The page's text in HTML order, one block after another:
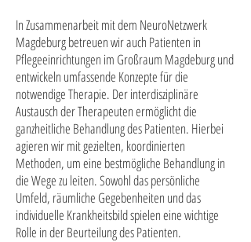
In Zusammenarbeit mit dem NeuroNetzwerk
Magdeburg betreuen wir auch Patienten in
Pflegeeinrichtungen im Großraum Magdeburg und
entwickeln umfassende Konzepte für die
notwendige Therapie. Der interdisziplinäre
Austausch der Therapeuten ermöglicht die
ganzheitliche Behandlung des Patienten. Hierbei
agieren wir mit gezielten, koordinierten
Methoden, um eine bestmögliche Behandlung in
die Wege zu leiten. Sowohl das persönliche
Umfeld, räumliche Gegebenheiten und das
individuelle Krankheitsbild spielen eine wichtige
Rolle in der Beurteilung des Patienten.